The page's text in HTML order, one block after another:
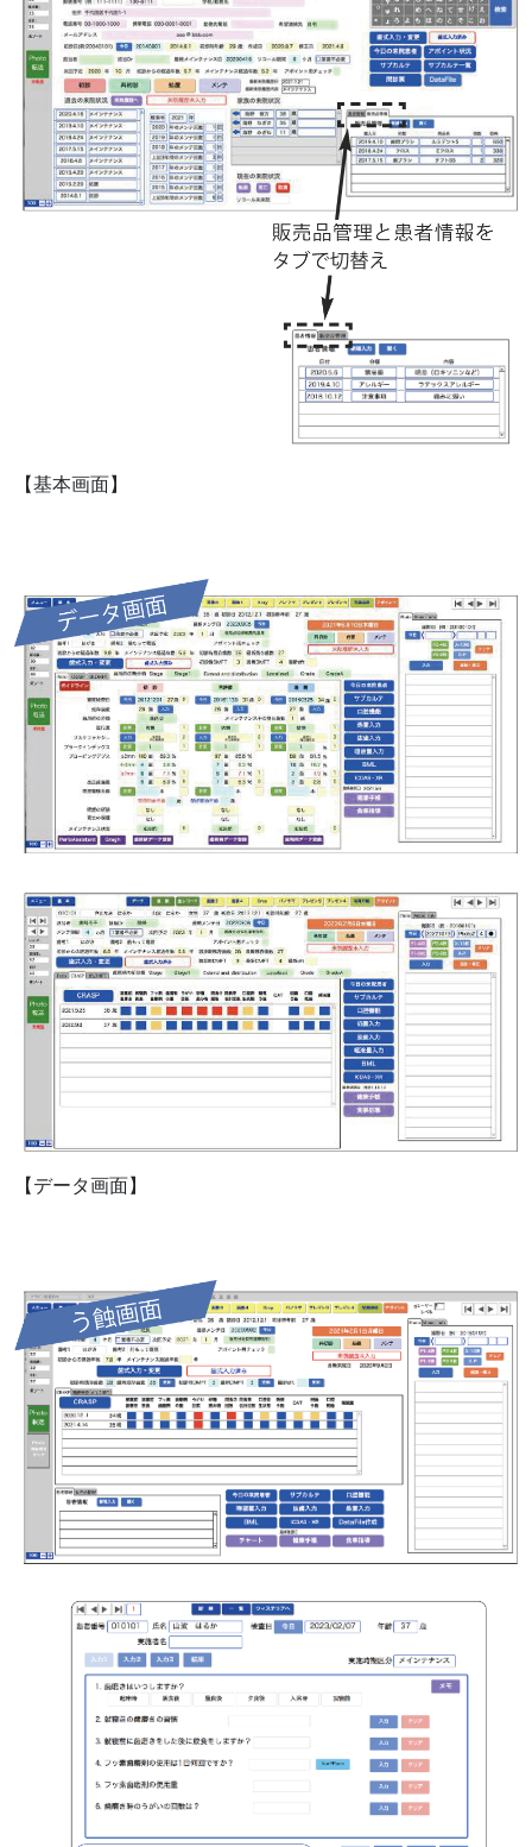
【基本画面】
【データ画面】